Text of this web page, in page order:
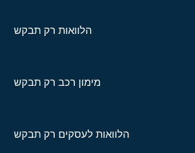
הלוואות רק תבקש
מימון רכב רק תבקש
הלוואות לעסקים רק תבקש